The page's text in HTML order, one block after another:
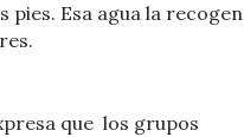
pies. Esa agua la recogen
que los grupos